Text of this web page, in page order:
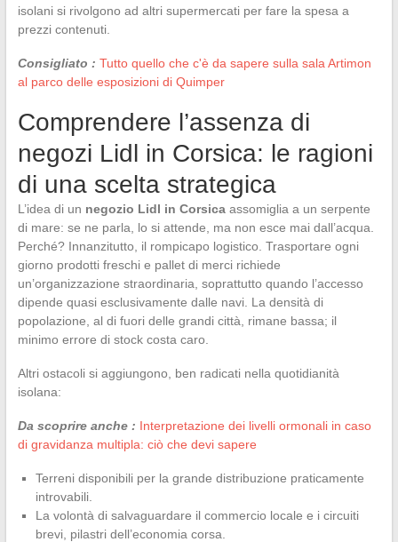
isolani si rivolgono ad altri supermercati per fare la spesa a
prezzi contenuti.
Consigliato : Tutto quello che c'è da sapere sulla sala Artimon
al parco delle esposizioni di Quimper
Comprendere l’assenza di
negozi Lidl in Corsica: le ragioni
di una scelta strategica
L’idea di un negozio Lidl in Corsicaassomiglia a un serpente
di mare: se ne parla, lo si attende, ma non esce mai dall’acqua.
Perché? Innanzitutto, il rompicapo logistico. Trasportare ogni
giorno prodotti freschi e pallet di merci richiede
un’organizzazione straordinaria, soprattutto quando l’accesso
dipende quasi esclusivamente dalle navi. La densità di
popolazione, al di fuori delle grandi città, rimane bassa; il
minimo errore di stock costa caro.
Altri ostacoli si aggiungono, ben radicati nella quotidianità
isolana:
Da scoprire anche : Interpretazione dei livelli ormonali in caso
di gravidanza multipla: ciò che devi sapere
Terreni disponibili per la grande distribuzione praticamente
introvabili.
La volontà di salvaguardare il commercio locale e i circuiti
brevi, pilastri dell’economia corsa.